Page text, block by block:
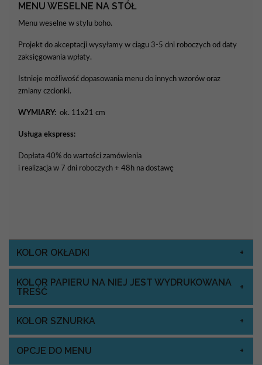
MENU WESELNE NA STÓŁ
Menu weselne w stylu boho.
Projekt do akceptacji wysyłamy w ciągu 3-5 dni roboczych od daty
zaksięgowania wpłaty.
Istnieje możliwość dopasowania menu do innych wzorów oraz
zmiany czcionki.
WYMIARY: ok. 11x21 cm
Usługa ekspress:
Dopłata 40% do wartości zamówienia
i realizacja w 7 dni roboczych + 48h na dostawę
KOLOR OKŁADKI
KOLOR PAPIERU NA NIEJ JEST WYDRUKOWANA
TREŚĆ
KOLOR SZNURKA
OPCJE DO MENU